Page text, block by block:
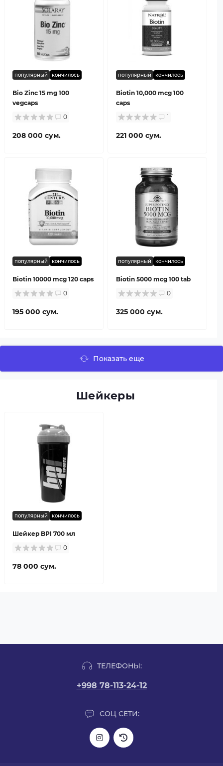
популярный кончилось
Bio Zinc 15 mg 100
vegcaps
0
208 000 сум.
популярный кончилось
Biotin 10,000 mcg 100
caps
1
221 000 сум.
популярный кончилось
Biotin 10000 mcg 120 caps
0
195 000 сум.
популярный кончилось
Biotin 5000 mcg 100 tab
0
325 000 сум.
Показать еще
Шейкеры
популярный кончилось
Шейкер BPI 700 мл
0
78 000 сум.
ТЕЛЕФОНЫ:
+998 78-113-24-12
СОЦ СЕТИ: